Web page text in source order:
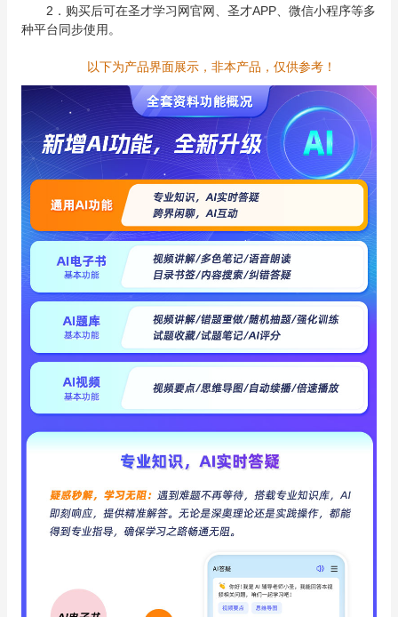
2．购买后可在圣才学习网官网、圣才APP、微信小程序等多
种平台同步使用。
以下为产品界面展示，非本产品，仅供参考！